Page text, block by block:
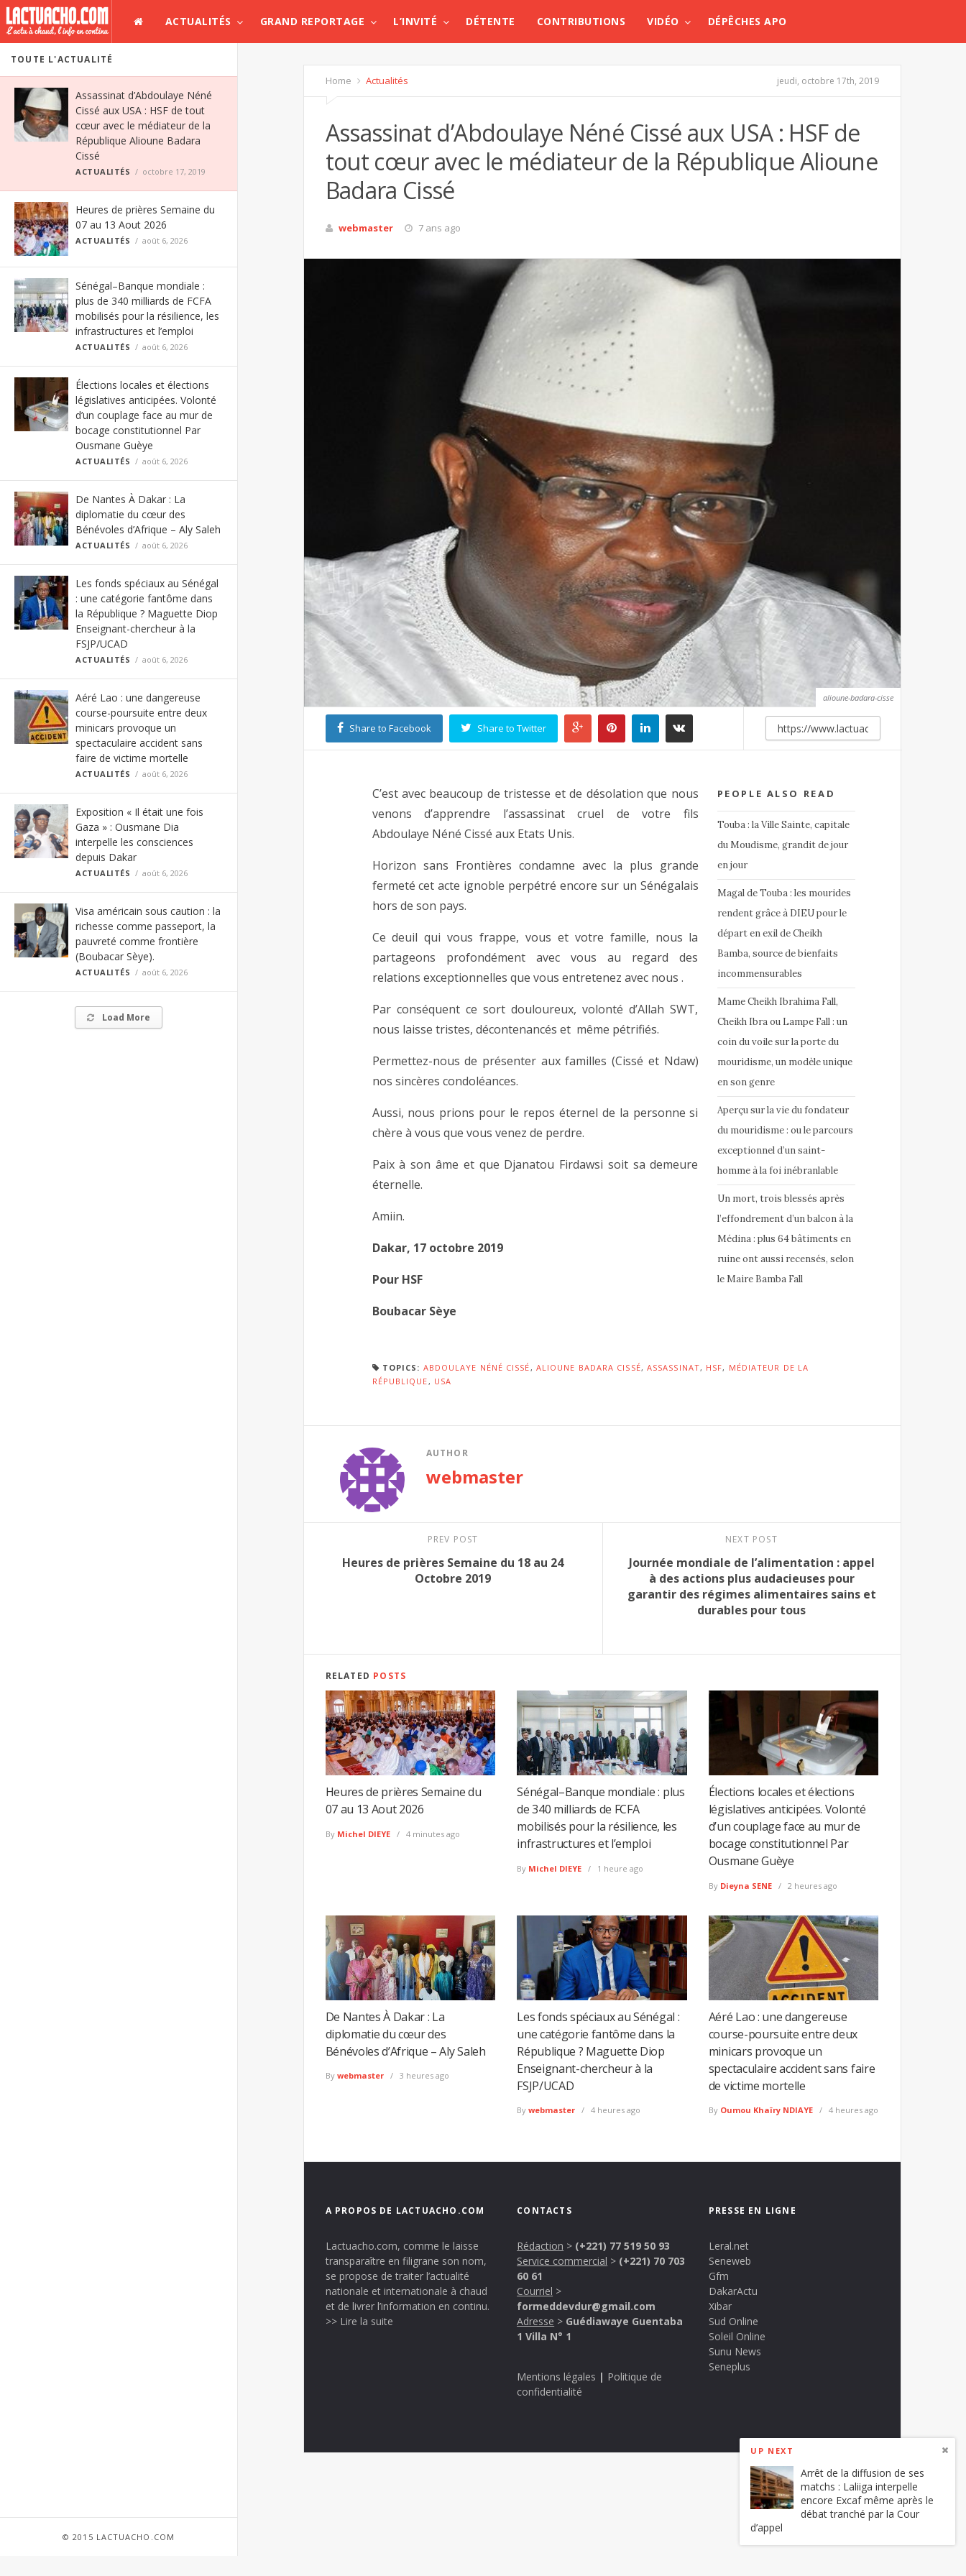
ACTUALITÉS GRAND REPORTAGE L’INVITÉ DÉTENTE CONTRIBUTIONS VIDÉO DÉPÊCHES APO
TOUTE L'ACTUALITÉ
Assassinat d’Abdoulaye Néné
Cissé aux USA : HSF de tout
cœur avec le médiateur de la
République Alioune Badara
Cissé
ACTUALITÉS octobre 17, 2019
Heures de prières Semaine du
07 au 13 Aout 2026
ACTUALITÉS août 6, 2026
Sénégal–Banque mondiale :
plus de 340 milliards de FCFA
mobilisés pour la résilience, les
infrastructures et l’emploi
ACTUALITÉS août 6, 2026
Élections locales et élections
législatives anticipées. Volonté
d’un couplage face au mur de
bocage constitutionnel Par
Ousmane Guèye
ACTUALITÉS août 6, 2026
De Nantes À Dakar : La
diplomatie du cœur des
Bénévoles d’Afrique – Aly Saleh
ACTUALITÉS août 6, 2026
Les fonds spéciaux au Sénégal
: une catégorie fantôme dans
la République ? Maguette Diop
Enseignant-chercheur à la
FSJP/UCAD
ACTUALITÉS août 6, 2026
Aéré Lao : une dangereuse
course-poursuite entre deux
minicars provoque un
spectaculaire accident sans
faire de victime mortelle
ACTUALITÉS août 6, 2026
Exposition « Il était une fois
Gaza » : Ousmane Dia
interpelle les consciences
depuis Dakar
ACTUALITÉS août 6, 2026
Visa américain sous caution : la
richesse comme passeport, la
pauvreté comme frontière
(Boubacar Sèye).
ACTUALITÉS août 6, 2026
Load More
© 2015 LACTUACHO.COM
Home Actualités jeudi, octobre 17th, 2019
Assassinat d’Abdoulaye Néné Cissé aux USA : HSF de
tout cœur avec le médiateur de la République Alioune
Badara Cissé
webmaster 7 ans ago
alioune-badara-cisse
Share to Facebook Share to Twitter
PEOPLE ALSO READ
Touba : la Ville Sainte, capitale
du Moudisme, grandit de jour
en jour
Magal de Touba : les mourides
rendent grâce à DIEU pour le
départ en exil de Cheikh
Bamba, source de bienfaits
incommensurables
Mame Cheikh Ibrahima Fall,
Cheikh Ibra ou Lampe Fall : un
coin du voile sur la porte du
mouridisme, un modèle unique
en son genre
Aperçu sur la vie du fondateur
du mouridisme : ou le parcours
exceptionnel d’un saint-
homme à la foi inébranlable
Un mort, trois blessés après
l’effondrement d’un balcon à la
Médina : plus 64 bâtiments en
ruine ont aussi recensés, selon
le Maire Bamba Fall
C’est avec beaucoup de tristesse et de désolation que nous
venons d’apprendre l’assassinat cruel de votre fils
Abdoulaye Néné Cissé aux Etats Unis.
Horizon sans Frontières condamne avec la plus grande
fermeté cet acte ignoble perpétré encore sur un Sénégalais
hors de son pays.
Ce deuil qui vous frappe, vous et votre famille, nous la
partageons profondément avec vous au regard des
relations exceptionnelles que vous entretenez avec nous .
Par conséquent ce sort douloureux, volonté d’Allah SWT,
nous laisse tristes, décontenancés et même pétrifiés.
Permettez-nous de présenter aux familles (Cissé et Ndaw)
nos sincères condoléances.
Aussi, nous prions pour le repos éternel de la personne si
chère à vous que vous venez de perdre.
Paix à son âme et que Djanatou Firdawsi soit sa demeure
éternelle.
Amiin.
Dakar, 17 octobre 2019
Pour HSF
Boubacar Sèye
TOPICS: ABDOULAYE NÉNÉ CISSÉ , ALIOUNE BADARA CISSÉ, ASSASSINAT, HSF, MÉDIATEUR DE LA
RÉPUBLIQUE , USA
AUTHOR
webmaster
UP NEXT
Arrêt de la diffusion de ses
matchs : Laliiga interpelle
encore Excaf même après le
débat tranché par la Cour
d’appel
PREV POST
Heures de prières Semaine du 18 au 24
Octobre 2019
NEXT POST
Journée mondiale de l’alimentation : appel
à des actions plus audacieuses pour
garantir des régimes alimentaires sains et
durables pour tous
RELATED POSTS
Heures de prières Semaine du
07 au 13 Aout 2026
By Michel DIEYE 4 minutes ago
Sénégal–Banque mondiale : plus
de 340 milliards de FCFA
mobilisés pour la résilience, les
infrastructures et l’emploi
By Michel DIEYE 1 heure ago
Élections locales et élections
législatives anticipées. Volonté
d’un couplage face au mur de
bocage constitutionnel Par
Ousmane Guèye
By Dieyna SENE 2 heures ago
De Nantes À Dakar : La
diplomatie du cœur des
Bénévoles d’Afrique – Aly Saleh
By webmaster 3 heures ago
Les fonds spéciaux au Sénégal :
une catégorie fantôme dans la
République ? Maguette Diop
Enseignant-chercheur à la
FSJP/UCAD
Bywebmaster 4 heures ago
Aéré Lao : une dangereuse
course-poursuite entre deux
minicars provoque un
spectaculaire accident sans faire
de victime mortelle
By Oumou Khaïry NDIAYE 4 heures ago
A PROPOS DE LACTUACHO.COM
Lactuacho.com, comme le laisse
transparaître en filigrane son nom,
se propose de traiter l’actualité
nationale et internationale à chaud
et de livrer l’information en continu.
>> Lire la suite
CONTACTS
Rédaction > (+221) 77 519 50 93
Service commercial > (+221) 70 703
60 61
Courriel >
formeddevdur@gmail.com
Adresse > Guédiawaye Guentaba
1 Villa N° 1
Mentions légales | Politique de
confidentialité
PRESSE EN LIGNE
Leral.net
Seneweb
Gfm
DakarActu
Xibar
Sud Online
Soleil Online
Sunu News
Seneplus